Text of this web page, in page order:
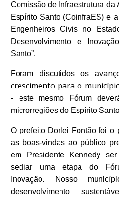
Comissão de Infraestrutura da
Espírito Santo (CoinfraES) e
Engenheiros Civis no
Desenvolvimento e
Santo”.
Foram discutidos os a
crescimento para o
- este mesmo Fórum
microrregiões do Espírito
O prefeito Dorlei Fontão foi o
as boas-vindas ao público
em Presidente Kennedy
sediar uma etapa do
Inovação. Nosso
desenvolvimento